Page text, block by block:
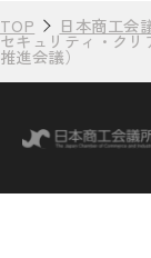
TOP 日本商工会
セキュリティ・クリ
推進会議）